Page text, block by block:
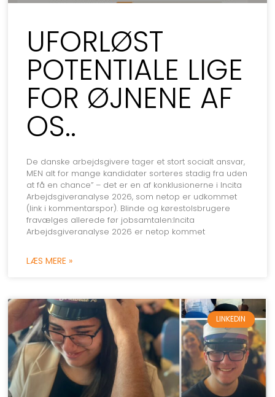
UFORLØST
POTENTIALE LIGE
FOR ØJNENE AF
OS..
De danske arbejdsgivere tager et stort socialt ansvar,
MEN alt for mange kandidater sorteres stadig fra uden
at få en chance” – det er en af konklusionerne i Incita
Arbejdsgiveranalyse 2026, som netop er udkommet
(link i kommentarspor). Blinde og kørestolsbrugere
fravælges allerede før jobsamtalen:Incita
Arbejdsgiveranalyse 2026 er netop kommet
LÆS MERE »
LINKEDIN